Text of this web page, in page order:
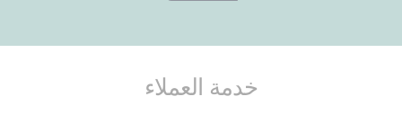
خدمة العملاء